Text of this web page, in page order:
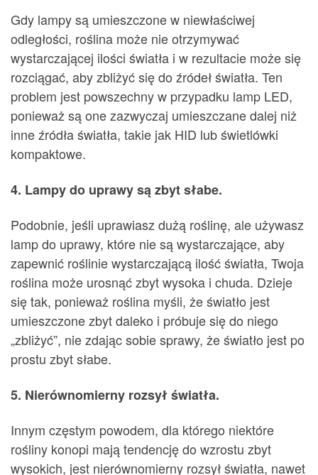
Gdy lampy są umieszczone w niewłaściwej
odległości, roślina może nie otrzymywać
wystarczającej ilości światła i w rezultacie może się
rozciągać, aby zbliżyć się do źródeł światła. Ten
problem jest powszechny w przypadku lamp LED,
ponieważ są one zazwyczaj umieszczane dalej niż
inne źródła światła, takie jak HID lub świetlówki
kompaktowe.
4. Lampy do uprawy są zbyt słabe.
Podobnie, jeśli uprawiasz dużą roślinę, ale używasz
lamp do uprawy, które nie są wystarczające, aby
zapewnić roślinie wystarczającą ilość światła, Twoja
roślina może urosnąć zbyt wysoka i chuda. Dzieje
się tak, ponieważ roślina myśli, że światło jest
umieszczone zbyt daleko i próbuje się do niego
„zbliżyć”, nie zdając sobie sprawy, że światło jest po
prostu zbyt słabe.
5. Nierównomierny rozsył światła.
Innym częstym powodem, dla którego niektóre
rośliny konopi mają tendencję do wzrostu zbyt
wysokich, jest nierównomierny rozsył światła, nawet